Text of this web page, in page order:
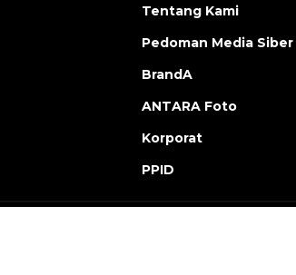
Tentang Kami
Pedoman Media Siber
BrandA
ANTARA Foto
Korporat
PPID